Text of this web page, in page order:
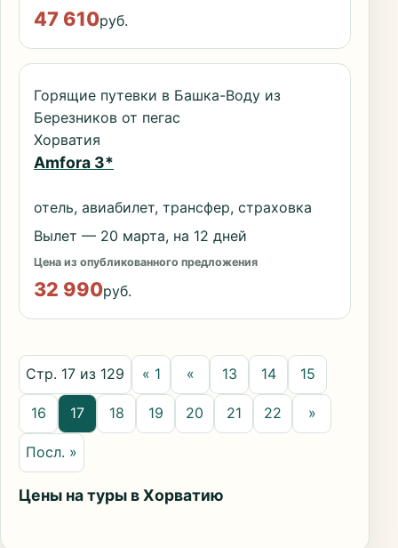
47 610руб.
Горящие путевки в Башка-Воду из
Березников от пегас
Хорватия
Amfora 3*
отель, авиабилет, трансфер, страховка
Вылет — 20 марта, на 12 дней
Цена из опубликованного предложения
32 990руб.
Стр. 17 из 129 « 1 « 13 14 15
16 17 18 19 20 21 22 »
Посл. »
Цены на туры в Хорватию